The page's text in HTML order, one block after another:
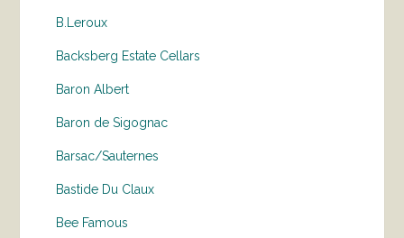
B.Leroux
Backsberg Estate Cellars
Baron Albert
Baron de Sigognac
Barsac/Sauternes
Bastide Du Claux
Bee Famous